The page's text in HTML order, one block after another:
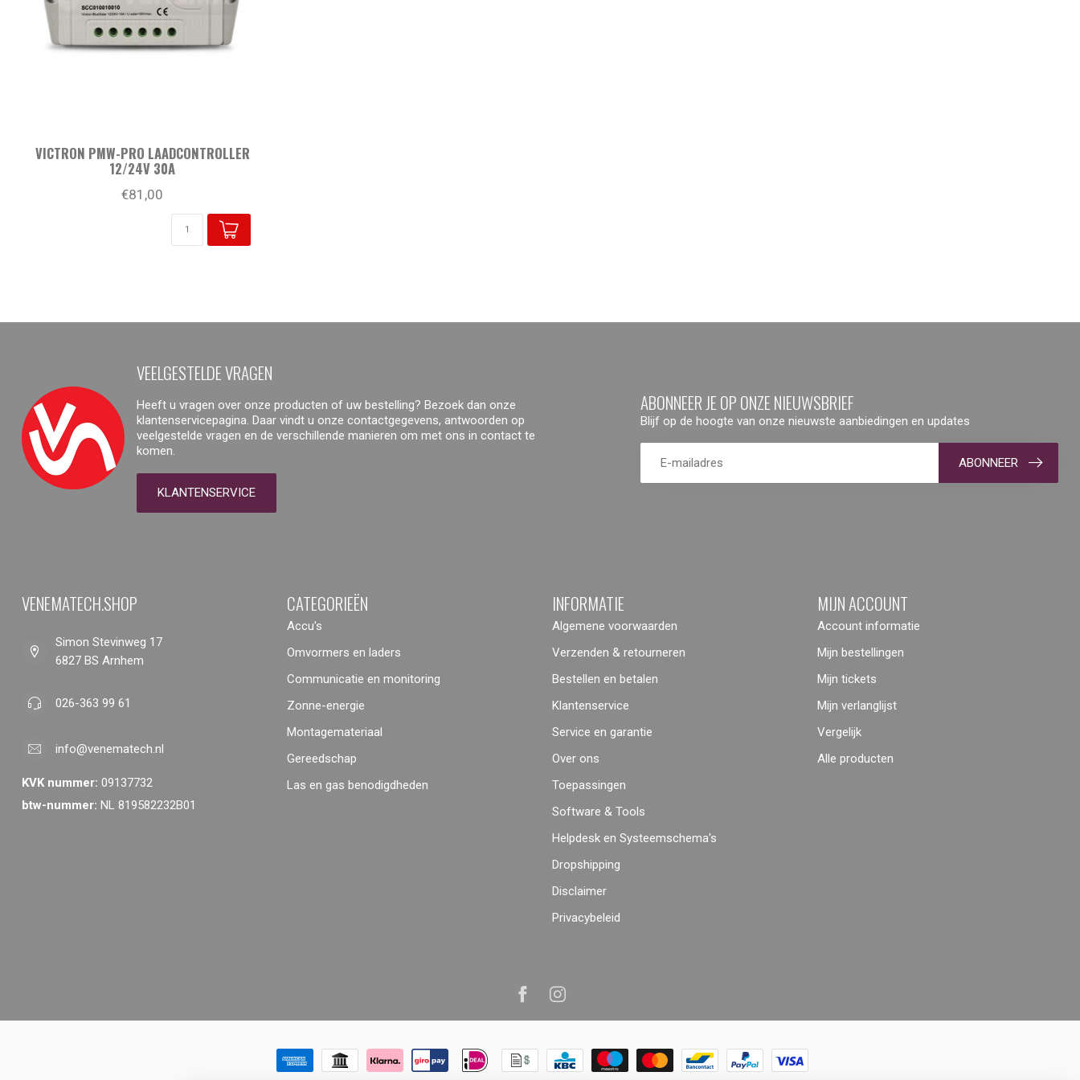
VICTRON PMW-PRO LAADCONTROLLER
12/24V 30A
€81,00
VEELGESTELDE VRAGEN
Heeft u vragen over onze producten of uw bestelling? Bezoek dan onze
klantenservicepagina. Daar vindt u onze contactgegevens, antwoorden op
veelgestelde vragen en de verschillende manieren om met ons in contact te
komen.
KLANTENSERVICE
ABONNEER JE OP ONZE NIEUWSBRIEF
Blijf op de hoogte van onze nieuwste aanbiedingen en updates
ABONNEER
VENEMATECH.SHOP
Simon Stevinweg 17
6827 BS Arnhem
026-363 99 61
info@venematech.nl
KVK nummer: 09137732
btw-nummer: NL 819582232B01
CATEGORIEËN
Accu's
Omvormers en laders
Communicatie en monitoring
Zonne-energie
Montagemateriaal
Gereedschap
Las en gas benodigdheden
INFORMATIE
Algemene voorwaarden
Verzenden & retourneren
Bestellen en betalen
Klantenservice
Service en garantie
Over ons
Toepassingen
Software & Tools
Helpdesk en Systeemschema's
Dropshipping
Disclaimer
Privacybeleid
MIJN ACCOUNT
Account informatie
Mijn bestellingen
Mijn tickets
Mijn verlanglijst
Vergelijk
Alle producten